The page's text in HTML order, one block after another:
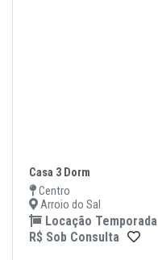
Casa 3 Dorm
Centro
Arroio do Sal
Locação Temporada
R$ Sob Consulta